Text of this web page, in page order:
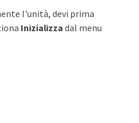
l'unità, devi prima
Inizializza dal menu